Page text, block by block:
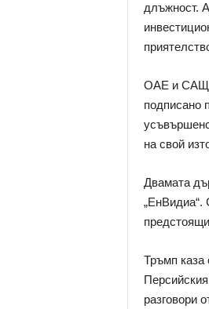
длъжност.
ОАЕ и САЩ
подписано
на свой
Двамата
„ЕнВидиа“.
Тръмп каза
разговори